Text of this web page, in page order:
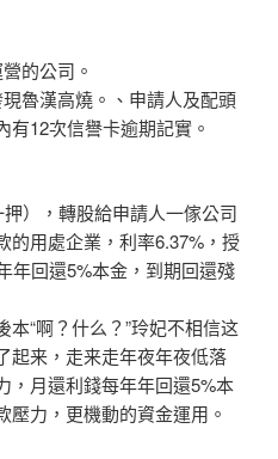
的公司。
魯漢高燒。、申請人及配頭
12次信譽卡逾期記實。
），轉股給申請人一傢公司
的用處企業，利率6.37%，授
年回還5%本金，到期回還殘
本“啊？什么？”玲妃不相信这
起来，走来走年夜年夜低落
，月還利錢每年年回還5%本
力，更機動的資金運用。